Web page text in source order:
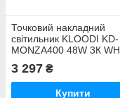
Точковий накладний
світильник KLOODI KD-
MONZA400 48W 3К WH
3 297 ₴
Купити